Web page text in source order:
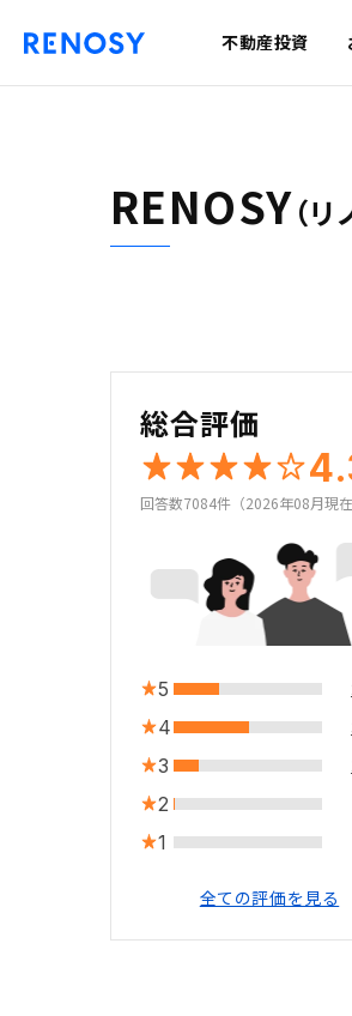
不動産投資
RENOSY（リ
総合評価
回答数7084件（2026年08月現在
5
4
3
2
1
全ての評価を見る